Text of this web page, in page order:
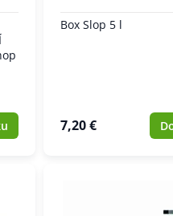
Box Slop 5 l
7,20 €